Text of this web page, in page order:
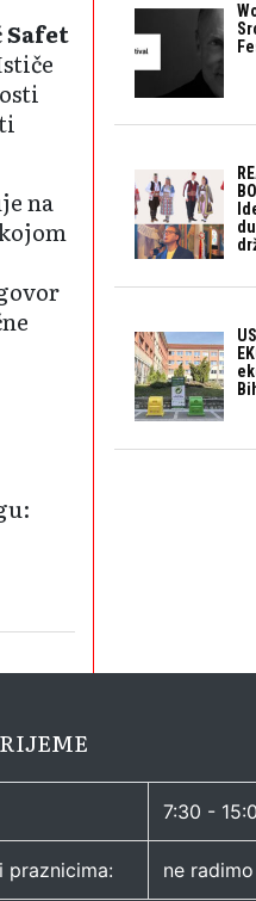
Safet
na
7:30 -
praznicima: ne radimo